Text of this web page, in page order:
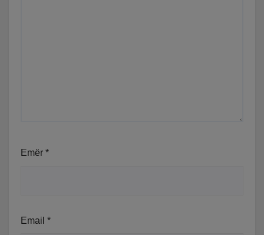
Emër *
Email *